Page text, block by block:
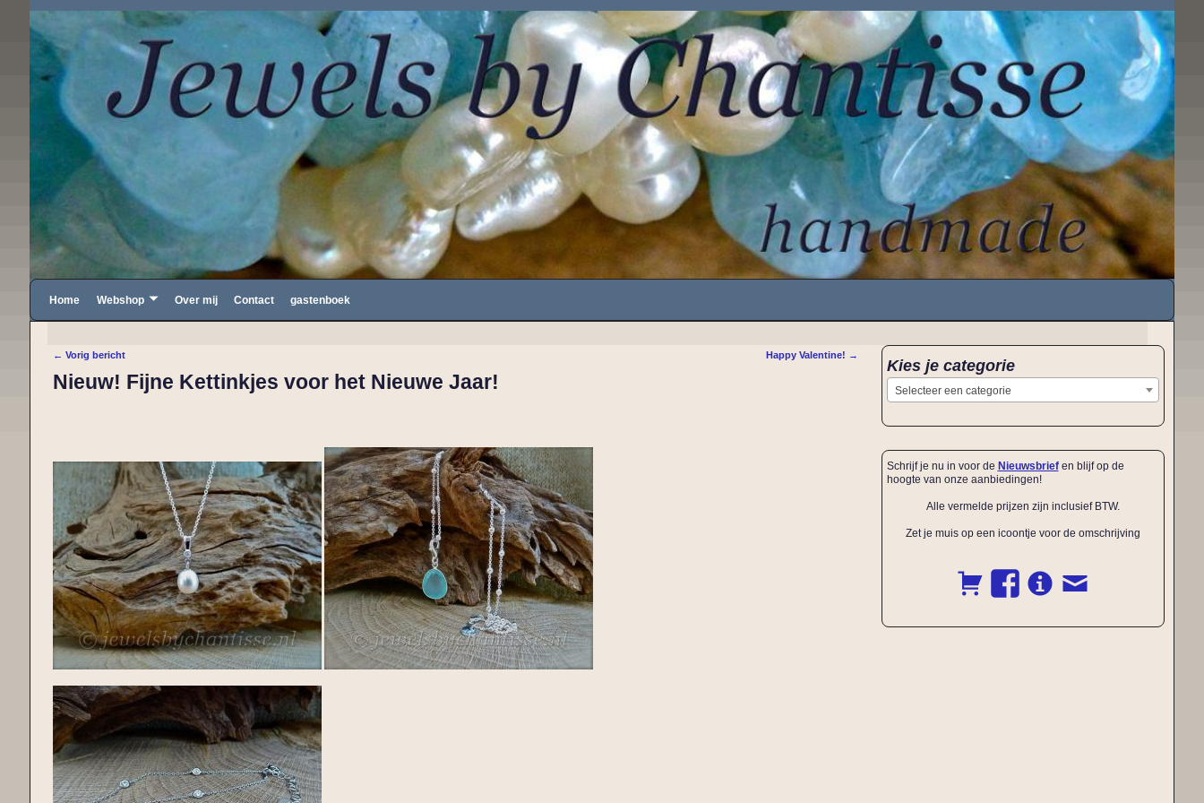
Home Webshop Over mij Contact gastenboek
Bericht navigatie
← Vorig bericht Happy Valentine! →
Nieuw! Fijne Kettinkjes voor het Nieuwe Jaar!
Kies je categorie
Selecteer een categorie
Schrijf je nu in voor de Nieuwsbriefen blijf op de
hoogte van onze aanbiedingen!
Alle vermelde prijzen zijn inclusief BTW.
Zet je muis op een icoontje voor de omschrijving